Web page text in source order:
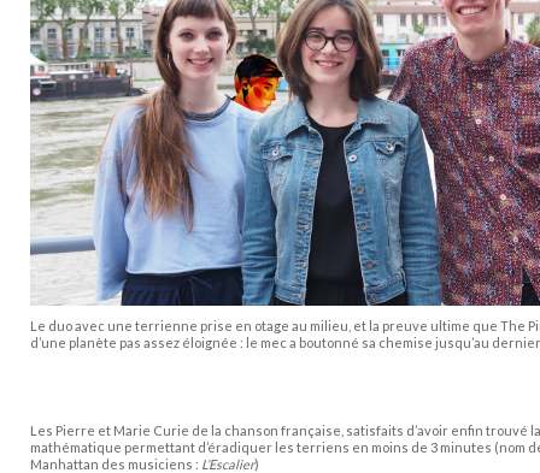
Le duo avec une terrienne prise en otage au milieu, et la preuve ultime que The
d’une planète pas assez éloignée : le mec a boutonné sa chemise jusqu’au
Les Pierre et Marie Curie de la chanson française, satisfaits d’avoir enfin trouvé
mathématique permettant d’éradiquer les terriens en moins de 3 minutes (nom
Manhattan des musiciens : L’Escalier)